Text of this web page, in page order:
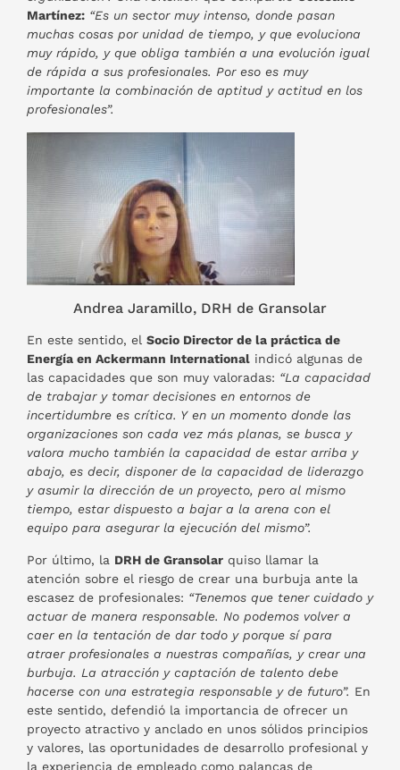
Martínez: “Es un sector muy intenso, donde pasan
muchas cosas por unidad de tiempo, y que evoluciona
muy rápido, y que obliga también a una evolución igual
de rápida a sus profesionales. Por eso es muy
importante la combinación de aptitud y actitud en los
profesionales”.
Andrea Jaramillo, DRH de Gransolar
En este sentido, el Socio Director de la práctica de
Energía en Ackermann International indicó algunas de
las capacidades que son muy valoradas: “La capacidad
de trabajar y tomar decisiones en entornos de
incertidumbre es crítica. Y en un momento donde las
organizaciones son cada vez más planas, se busca y
valora mucho también la capacidad de estar arriba y
abajo, es decir, disponer de la capacidad de liderazgo
y asumir la dirección de un proyecto, pero al mismo
tiempo, estar dispuesto a bajar a la arena con el
equipo para asegurar la ejecución del mismo”.
Por último, la DRH de Gransolar quiso llamar la
atención sobre el riesgo de crear una burbuja ante la
escasez de profesionales: “Tenemos que tener cuidado y
actuar de manera responsable. No podemos volver a
caer en la tentación de dar todo y porque sí para
atraer profesionales a nuestras compañías, y crear una
burbuja. La atracción y captación de talento debe
hacerse con una estrategia responsable y de futuro”. En
este sentido, defendió la importancia de ofrecer un
proyecto atractivo y anclado en unos sólidos principios
y valores, las oportunidades de desarrollo profesional y
la experiencia de empleado como palancas de